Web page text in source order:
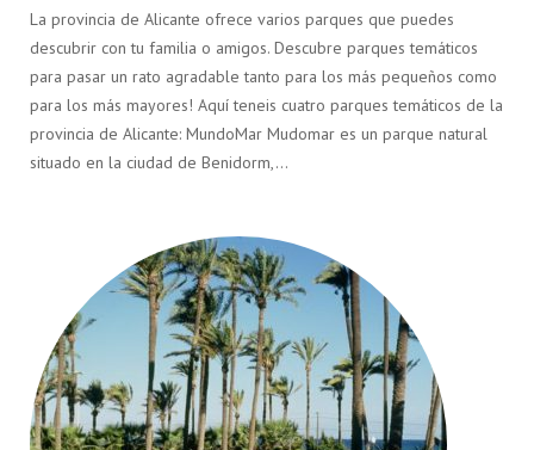
La provincia de Alicante ofrece varios parques que puedes
descubrir con tu familia o amigos. Descubre parques temáticos
para pasar un rato agradable tanto para los más pequeños como
para los más mayores! Aquí teneis cuatro parques temáticos de la
provincia de Alicante: MundoMar Mudomar es un parque natural
situado en la ciudad de Benidorm,…